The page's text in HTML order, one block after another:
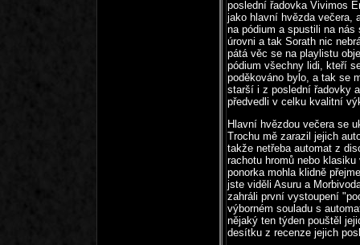
poslední řadovka Vivimos
jako hlavní hvězda večera,
na pódium a spustili na
úrovni a tak Sorath nic
pátá věc se na playlistu
pódium všechny lidi, kteří
poděkováno bylo, a tak se
starší i z poslední řadovky
předvedli v celku kvalitní
Hlavní hvězdou večera se
Trochu mě zarazil jejich
takže netřeba automat z
rachotu hromů nebo
ponorka mohla klidně
jste viděli Asuru a
zahráli první vystoupení
výborném souladu s
nějaký ten týden pouštěl
desítku z recenze jejich